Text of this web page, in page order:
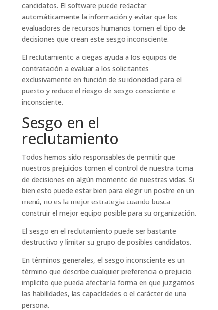
candidatos. El software puede redactar
automáticamente la información y evitar que los
evaluadores de recursos humanos tomen el tipo de
decisiones que crean este sesgo inconsciente.
El reclutamiento a ciegas ayuda a los equipos de
contratación a evaluar a los solicitantes
exclusivamente en función de su idoneidad para el
puesto y reduce el riesgo de sesgo consciente e
inconsciente.
Sesgo en el
reclutamiento
Todos hemos sido responsables de permitir que
nuestros prejuicios tomen el control de nuestra toma
de decisiones en algún momento de nuestras vidas. Si
bien esto puede estar bien para elegir un postre en un
menú, no es la mejor estrategia cuando busca
construir el mejor equipo posible para su organización.
El sesgo en el reclutamiento puede ser bastante
destructivo y limitar su grupo de posibles candidatos.
En términos generales, el sesgo inconsciente es un
término que describe cualquier preferencia o prejuicio
implícito que pueda afectar la forma en que juzgamos
las habilidades, las capacidades o el carácter de una
persona.